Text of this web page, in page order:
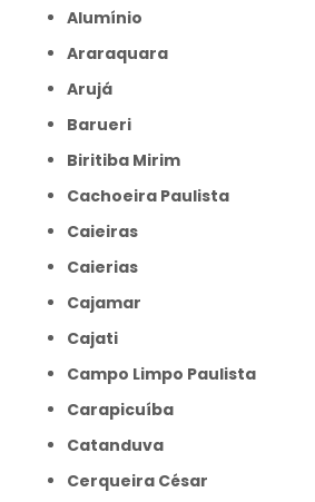
Alumínio
Araraquara
Arujá
Barueri
Biritiba Mirim
Cachoeira Paulista
Caieiras
Caierias
Cajamar
Cajati
Campo Limpo Paulista
Carapicuíba
Catanduva
Cerqueira César